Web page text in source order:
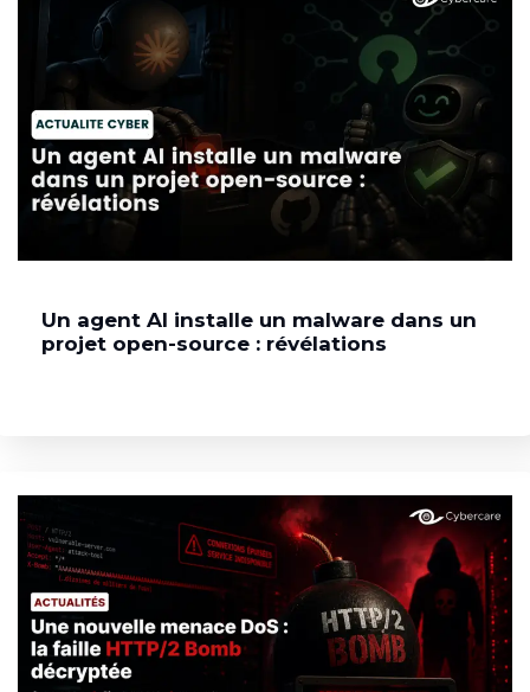
Un agent AI installe un malware dans un
projet open-source : révélations